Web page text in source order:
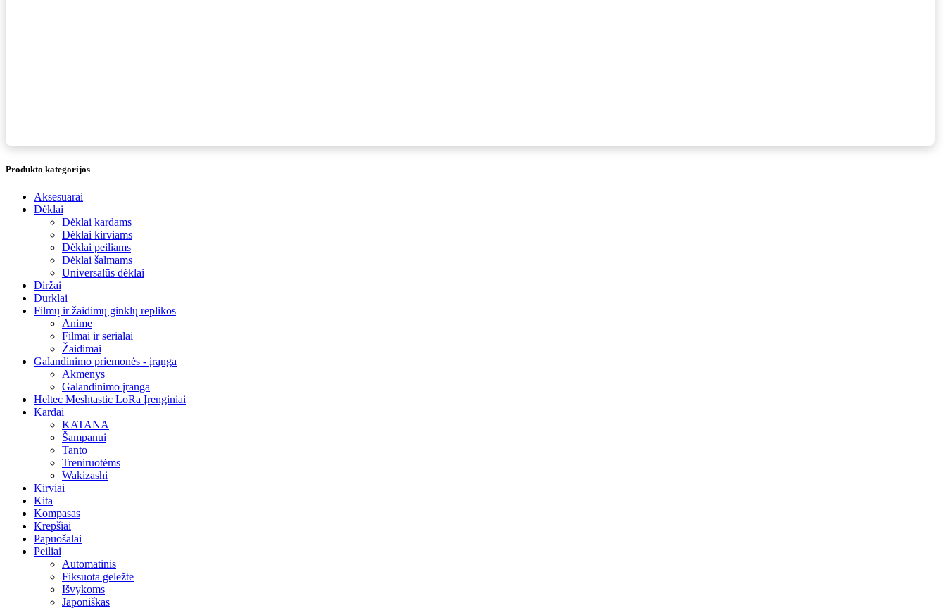
Produkto kategorijos
Aksesuarai
Dėklai
Dėklai kardams
Dėklai kirviams
Dėklai peiliams
Dėklai šalmams
Universalūs dėklai
Diržai
Durklai
Filmų ir žaidimų ginklų replikos
Anime
Filmai ir serialai
Žaidimai
Galandinimo priemonės - įrąnga
Akmenys
Galandinimo įranga
Heltec Meshtastic LoRa Įrenginiai
Kardai
KATANA
Šampanui
Tanto
Treniruotėms
Wakizashi
Kirviai
Kita
Kompasas
Krepšiai
Papuošalai
Peiliai
Automatinis
Fiksuota geležte
Išvykoms
Japoniškas